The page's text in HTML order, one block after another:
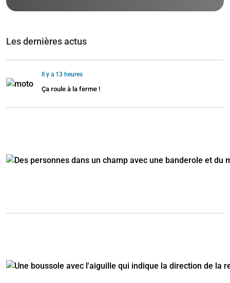
Les dernières actus
Il y a 13 heures
Ça roule à la ferme !